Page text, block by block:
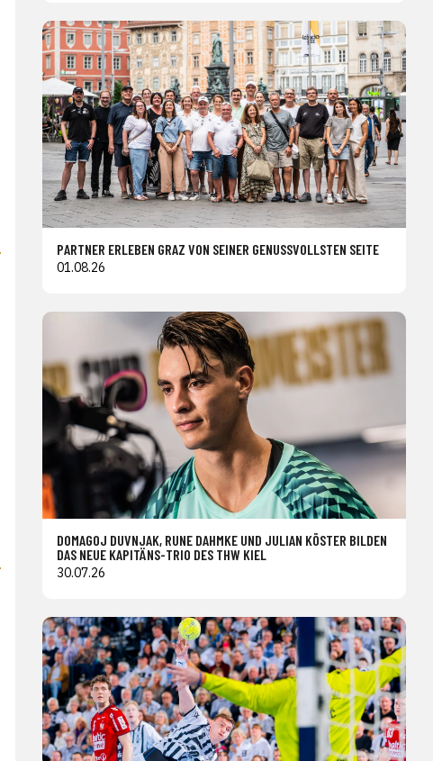
PARTNER ERLEBEN GRAZ VON SEINER GENUSSVOLLSTEN SEITE
01.08.26
DOMAGOJ DUVNJAK, RUNE DAHMKE UND JULIAN KÖSTER BILDEN
DAS NEUE KAPITÄNS-TRIO DES THW KIEL
30.07.26